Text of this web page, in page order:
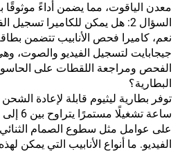
معدن الياقوت، مما يضمن أداءً موثوقًا
السؤال 2: هل يمكن للكاميرا تسجيل الفيديوهات والصوت؟
نعم، كاميرا فحص الأنابيب
جيجابايت لتسجيل الفيديو والصوت،
الفحص ومراجعة اللقطات على
البطارية؟
على عوامل مثل سطوع الصمام
الفيديو. ما أنواع الأنابيب التي يمكن